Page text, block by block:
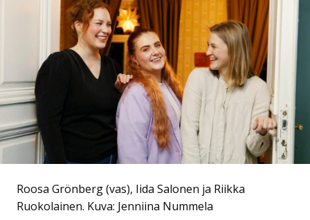
Roosa Grönberg (vas), Iida Salonen ja Riikka
Ruokolainen. Kuva: Jenniina Nummela